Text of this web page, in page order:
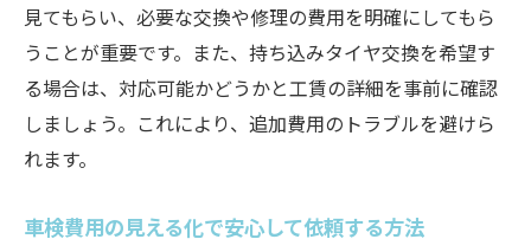
見てもらい、必要な交換や修理の費用を明確にしてもら
うことが重要です。また、持ち込みタイヤ交換を希望す
る場合は、対応可能かどうかと工賃の詳細を事前に確認
しましょう。これにより、追加費用のトラブルを避けら
れます。
車検費用の見える化で安心して依頼する方法